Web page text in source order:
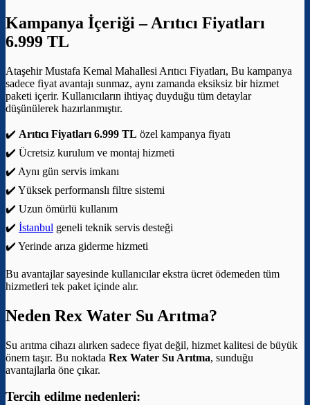
Kampanya İçeriği –Arıtıcı Fiyatları
6.999 TL
Ataşehir Mustafa Kemal Mahallesi Arıtıcı Fiyatları, Bu kampanya
sadece fiyat avantajı sunmaz, aynı zamanda eksiksiz bir hizmet
paketi içerir. Kullanıcıların ihtiyaç duyduğu tüm detaylar
düşünülerek hazırlanmıştır.
✔️ Arıtıcı Fiyatları 6.999 TL özel kampanya fiyatı
✔️ Ücretsiz kurulum ve montaj hizmeti
✔️ Aynı gün servis imkanı
✔️ Yüksek performanslı filtre sistemi
✔️ Uzun ömürlü kullanım
✔️ İstanbul geneli teknik servis desteği
✔️ Yerinde arıza giderme hizmeti
Bu avantajlar sayesinde kullanıcılar ekstra ücret ödemeden tüm
hizmetleri tek paket içinde alır.
Neden Rex Water Su Arıtma?
Su arıtma cihazı alırken sadece fiyat değil, hizmet kalitesi de büyük
önem taşır. Bu noktada Rex Water Su Arıtma, sunduğu
avantajlarla öne çıkar.
Tercih edilme nedenleri: